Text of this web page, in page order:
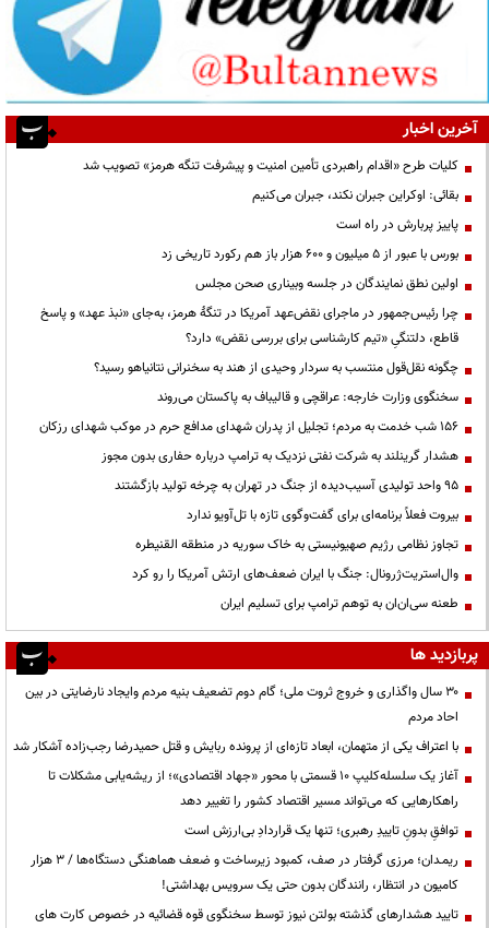
آخرین اخبار
کلیات طرح «اقدام راهبردی تأمین امنیت و پیشرفت تنگه هرمز» تصویب شد
بقائی: اوکراین جبران نکند، جبران می‌کنیم
پاییز پربارش در راه است
بورس با عبور از ۵ میلیون و ۶۰۰ هزار باز هم رکورد تاریخی زد
اولین نطق نمایندگان در جلسه وبیناری صحن مجلس
چرا رئیس‌جمهور در ماجرای نقض‌عهد آمریکا در تنگهٔ هرمز، به‌جای «نبذ عهد» و پاسخ
قاطع، دلتنگیِ «تیم کارشناسی برای بررسی نقض» دارد؟
چگونه نقل‌قول منتسب به سردار وحیدی از هند به سخنرانی نتانیاهو رسید؟
سخنگوی وزارت خارجه: عراقچی و قالیباف به پاکستان می‌روند
۱۵۶ شب خدمت به مردم؛ تجلیل از پدران شهدای مدافع حرم در موکب شهدای رزکان
هشدار گرینلند به شرکت نفتی نزدیک به ترامپ درباره حفاری بدون مجوز
95 واحد تولیدی آسیب‌دیده از جنگ در تهران به چرخه تولید بازگشتند
بیروت فعلاً برنامه‌ای برای گفت‌وگوی تازه با تل‌آویو ندارد
تجاوز نظامی رژیم صهیونیستی به خاک سوریه در منطقه القنیطره
وال‌استریت‌ژرونال: جنگ با ایران ضعف‌های ارتش آمریکا را رو کرد
طعنه سی‌ان‌ان به توهم ترامپ برای تسلیم ایران
پربازدید ها
۳۰ سال واگذاری و خروج ثروت ملی؛ گام دوم تضعیف بنیه مردم وایجاد نارضایتی در بین
احاد مردم
با اعتراف یکی از متهمان، ابعاد تازه‌ای از پرونده ربایش و قتل حمیدرضا رجب‌زاده آشکار شد
آغاز یک سلسله‌کلیپ ۱۰ قسمتی با محور «جهاد اقتصادی»؛ از ریشه‌یابی مشکلات تا
راهکارهایی که می‌تواند مسیر اقتصاد کشور را تغییر دهد
توافقِ بدونِ تاییدِ رهبری؛ تنها یک قراردادِ بی‌ارزش است
ریمـدان؛ مرزی گرفتار در صف، کمبود زیرساخت و ضعف هماهنگی دستگاه‌ها / ۳ هزار
کامیون در انتظار، رانندگان بدون حتی یک سرویس بهداشتی!
تایید هشدارهای گذشته بولتن نیوز توسط سخنگوی قوه قضائیه در خصوص کارت های